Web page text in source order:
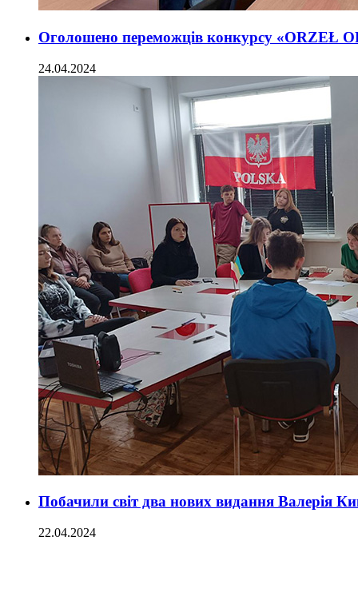
Оголошено переможців конкурсу «ORZEŁ
24.04.2024
Побачили світ два нових видання Валерія
22.04.2024